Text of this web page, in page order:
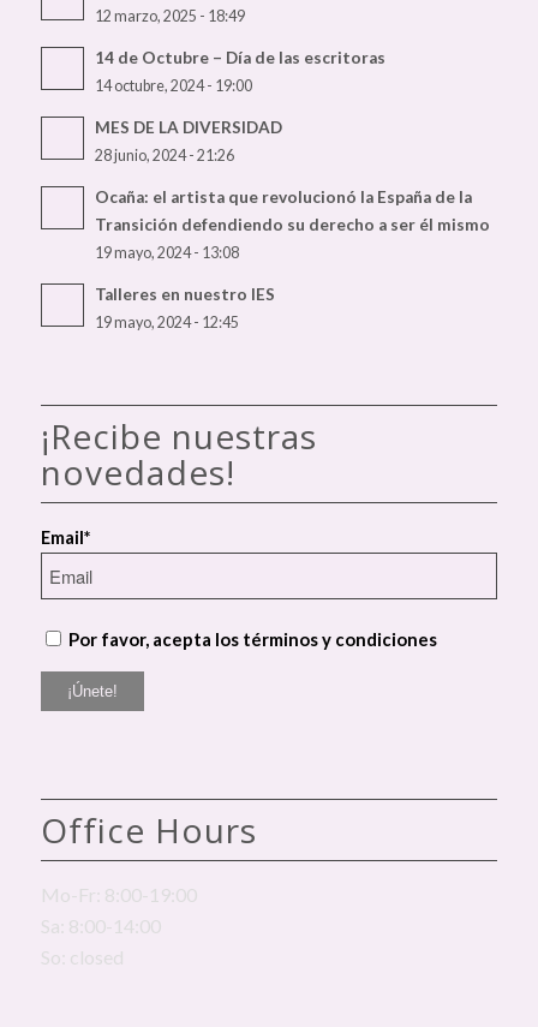
12 marzo, 2025 - 18:49
14 de Octubre – Día de las escritoras
14 octubre, 2024 - 19:00
MES DE LA DIVERSIDAD
28 junio, 2024 - 21:26
Ocaña: el artista que revolucionó la España de la
Transición defendiendo su derecho a ser él mismo
19 mayo, 2024 - 13:08
Talleres en nuestro IES
19 mayo, 2024 - 12:45
¡Recibe nuestras
novedades!
Email*
Por favor, acepta los términos y condiciones
Office Hours
Mo-Fr: 8:00-19:00
Sa: 8:00-14:00
So: closed